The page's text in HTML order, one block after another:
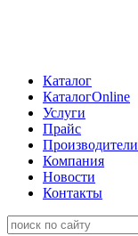
Каталог
КаталогOnline
Услуги
Прайс
Производители
Компания
Новости
Контакты